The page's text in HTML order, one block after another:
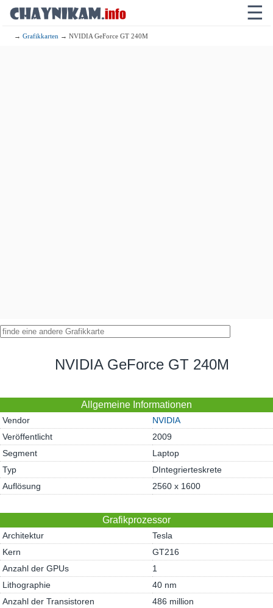
☰
→Grafikkarten → NVIDIA GeForce GT 240M
NVIDIA GeForce GT 240M
Allgemeine Informationen
Vendor
NVIDIA
Veröffentlicht
2009
Segment
Laptop
Typ
DIntegrierteskrete
Auflösung
2560 x 1600
Grafikprozessor
Architektur
Tesla
Kern
GT216
Anzahl der GPUs
1
Lithographie
40 nm
Anzahl der Transistoren
486 million